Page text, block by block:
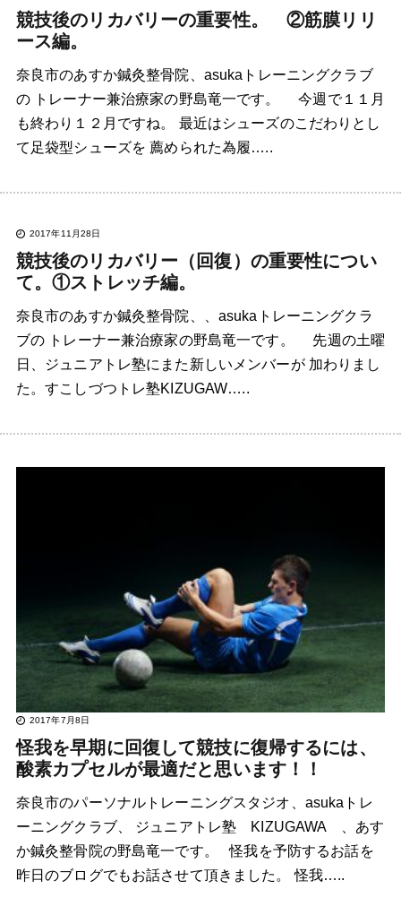
競技後のリカバリーの重要性。 ②筋膜リリ
ース編。
奈良市のあすか鍼灸整骨院、asukaトレーニングクラブ
の トレーナー兼治療家の野島竜一です。 今週で１１月
も終わり１２月ですね。 最近はシューズのこだわりとし
て足袋型シューズを 薦められた為履…..
2017年11月28日
競技後のリカバリー（回復）の重要性につい
て。①ストレッチ編。
奈良市のあすか鍼灸整骨院、、asukaトレーニングクラ
ブの トレーナー兼治療家の野島竜一です。 先週の土曜
日、ジュニアトレ塾にまた新しいメンバーが 加わりまし
た。すこしづつトレ塾KIZUGAW…..
2017年7月8日
怪我を早期に回復して競技に復帰するには、
酸素カプセルが最適だと思います！！
奈良市のパーソナルトレーニングスタジオ、asukaトレ
ーニングクラブ、 ジュニアトレ塾 KIZUGAWA 、あす
か鍼灸整骨院の野島竜一です。 怪我を予防するお話を
昨日のブログでもお話させて頂きました。 怪我…..